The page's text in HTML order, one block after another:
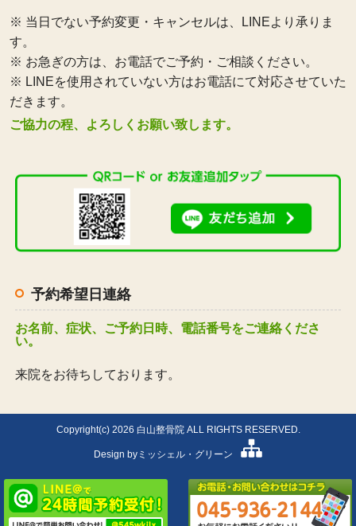
※ 当日でない予約変更・キャンセルは、LINEより承りま
す。
※ お急ぎの方は、お電話でご予約・ご相談ください。
※ LINEを使用されていない方はお電話にて対応させていた
だきます。
ご協力の程、よろしくお願い致します。
予約希望日連絡
お名前、症状、ご予約日時、電話番号をご連絡くださ
い。
来院をお待ちしております。
Copyright(c) 2026 白山整骨院 ALL RIGHTS RESERVED.
Design by ミッシェル・グリーン